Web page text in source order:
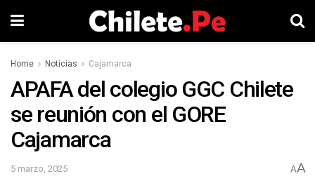
Home Noticias Cajamarca
APAFA del colegio GGC Chilete
se reunión con el GORE
Cajamarca
5 marzo, 2025 AA